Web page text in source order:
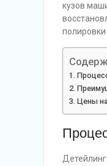
кузов
полировки
Цены